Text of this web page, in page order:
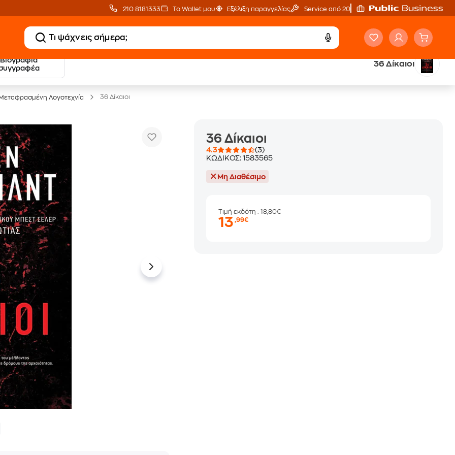
210 8181333 Το Wallet μου Εξέλιξη παραγγελίας Service από 20'
Βιογραφία
36 Δίκαιοι
20 € Public επιστροφή
με Snappi
Λογοτεχνία 36 Δίκαιοι
36 Δίκαιοι
4.3
(3)
ΚΩΔΙΚΟΣ:1583565
Μη Διαθέσιμο
Τιμή εκδότη: 18,80€
13,99€